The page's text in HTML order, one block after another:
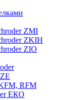
ZМI
ZKIH
ZIO
RFM
ЕКО